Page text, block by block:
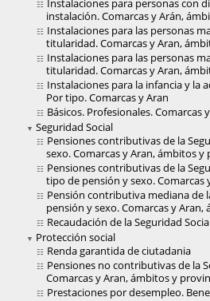
Instalaciones para personas con
instalación. Comarcas y Arán,
Instalaciones para las personas
titularidad. Comarcas y Aran,
Instalaciones para las personas
titularidad. Comarcas y Aran,
Instalaciones para la infancia y la
Por tipo. Comarcas y Aran
Básicos. Profesionales.
Seguridad Social
Pensiones contributivas de la
sexo. Comarcas y Aran, ámbitos y
Pensiones contributivas de la
tipo de pensión y sexo.
Pensión contributiva mediana de
pensión y sexo. Comarcas y
Recaudación de la Seguridad
Protección social
Renda garantida de ciutadania
Pensiones no contributivas de la
Comarcas y Aran, ámbitos y
Prestaciones por desempleo.